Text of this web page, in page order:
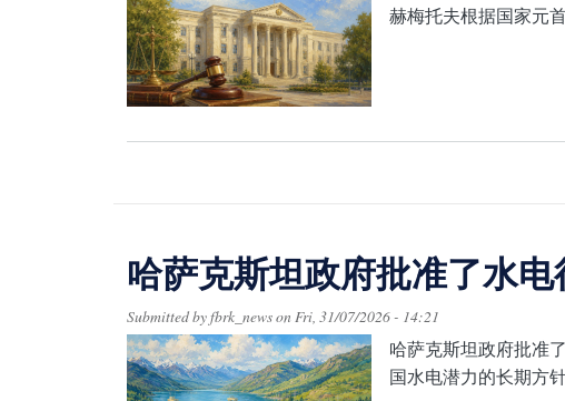
赫梅托夫根据国家元
哈萨克斯坦政府批准了水
Submitted byfbrk_newsonFri, 31/07/2026 - 14:21
哈萨克斯坦政府批准
国水电潜力的长期方